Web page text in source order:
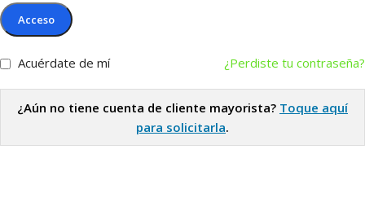
Acceso
¿Perdiste tu contraseña?
Acuérdate de mí
¿Aún no tiene cuenta de cliente mayorista? Toque aquí
para solicitarla.